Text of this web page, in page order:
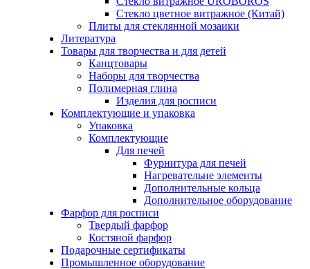
Стекло цветное витражное (Китай)
Плиты для стеклянной мозаики
Литература
Товары для творчества и для детей
Канцтовары
Наборы для творчества
Полимерная глина
Изделия для росписи
Комплектующие и упаковка
Упаковка
Комплектующие
Для печей
Фурнитура для печей
Нагревательне элементы
Дополнительные кольца
Дополнительное оборудование
Фарфор для росписи
Твердый фарфор
Костяной фарфор
Подарочные сертификаты
Промышленное оборудование